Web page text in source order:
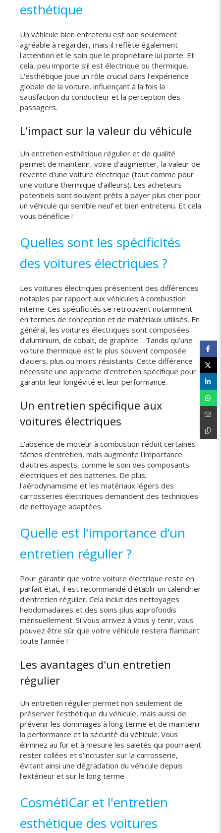
esthétique
Un véhicule bien entretenu est non seulement
agréable à regarder, mais il reflète également
l'attention et le soin que le propriétaire lui porte. Et
cela, peu importe s’il est électrique ou thermique.
L'esthétique joue un rôle crucial dans l'expérience
globale de la voiture, influençant à la fois la
satisfaction du conducteur et la perception des
passagers.
L’impact sur la valeur du véhicule
Un entretien esthétique régulier et de qualité
permet de maintenir, voire d'augmenter, la valeur de
revente d'une voiture électrique (tout comme pour
une voiture thermique d’ailleurs). Les acheteurs
potentiels sont souvent prêts à payer plus cher pour
un véhicule qui semble neuf et bien entretenu. Et cela
vous bénéficie !
Quelles sont les spécificités
des voitures électriques ?
Les voitures électriques présentent des différences
notables par rapport aux véhicules à combustion
interne. Ces spécificités se retrouvent notamment
en termes de conception et de matériaux utilisés. En
général, les voitures électriques sont composées
d’aluminium, de cobalt, de graphite… Tandis qu’une
voiture thermique est le plus souvent composée
d’aciers, plus ou moins résistants. Cette différence
nécessite une approche d'entretien spécifique pour
garantir leur longévité et leur performance.
Un entretien spécifique aux
voitures électriques
L'absence de moteur à combustion réduit certaines
tâches d'entretien, mais augmente l'importance
d'autres aspects, comme le soin des composants
électriques et des batteries. De plus,
l'aérodynamisme et les matériaux légers des
carrosseries électriques demandent des techniques
de nettoyage adaptées.
Quelle est l'importance d’un
entretien régulier ?
Pour garantir que votre voiture électrique reste en
parfait état, il est recommandé d'établir un calendrier
d'entretien régulier. Cela inclut des nettoyages
hebdomadaires et des soins plus approfondis
mensuellement. Si vous arrivez à vous y tenir, vous
pouvez être sûr que votre véhicule restera flambant
toute l’année !
Les avantages d'un entretien
régulier
Un entretien régulier permet non seulement de
préserver l'esthétique du véhicule, mais aussi de
prévenir les dommages à long terme et de maintenir
la performance et la sécurité du véhicule. Vous
éliminez au fur et à mesure les saletés qui pourraient
rester collées et s’incruster sur la carrosserie,
évitant ainsi une dégradation du véhicule depuis
l’extérieur et sur le long terme.
CosmétiCar et l'entretien
esthétique des voitures